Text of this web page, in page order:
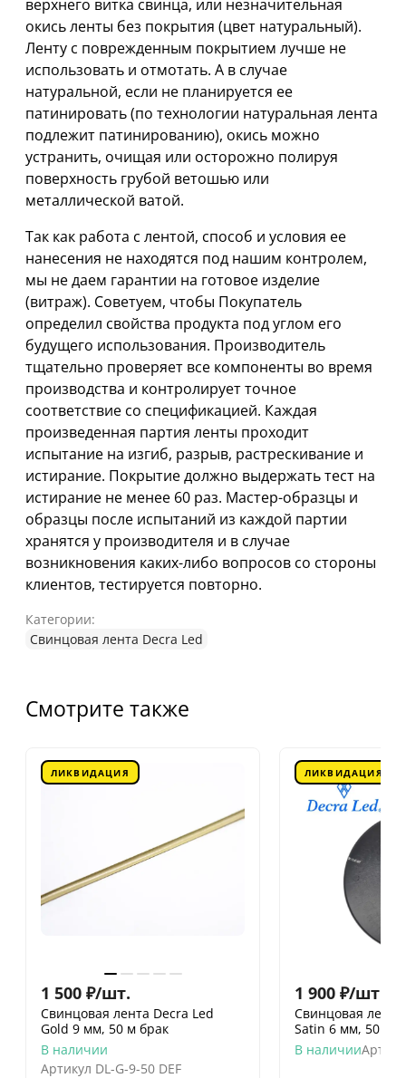
верхнего витка свинца, или незначительная
окись ленты без покрытия (цвет натуральный).
Ленту с поврежденным покрытием лучше не
использовать и отмотать. А в случае
натуральной, если не планируется ее
патинировать (по технологии натуральная лента
подлежит патинированию), окись можно
устранить, очищая или осторожно полируя
поверхность грубой ветошью или
металлической ватой.
Так как работа с лентой, способ и условия ее
нанесения не находятся под нашим контролем,
мы не даем гарантии на готовое изделие
(витраж). Советуем, чтобы Покупатель
определил свойства продукта под углом его
будущего использования. Производитель
тщательно проверяет все компоненты во время
производства и контролирует точное
соответствие со спецификацией. Каждая
произведенная партия ленты проходит
испытание на изгиб, разрыв, растрескивание и
истирание. Покрытие должно выдержать тест на
истирание не менее 60 раз. Мастер-образцы и
образцы после испытаний из каждой партии
хранятся у производителя и в случае
возникновения каких-либо вопросов со стороны
клиентов, тестируется повторно.
Категории:
Свинцовая лента Decra Led
Смотрите также
ЛИКВИДАЦИЯ
1 500 ₽/шт.
Свинцовая лента Decra Led
Gold 9 мм, 50 м брак
В наличии
Артикул DL-G-9-50 DEF
ЛИКВИДАЦИЯ
1 900 ₽/шт.
Свинцовая
Satin 6 мм, 50 м
В наличии